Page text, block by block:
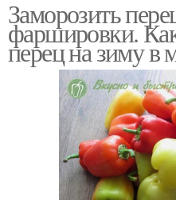
Моченый перец
Заморозить
фаршировки.
перец на зиму в